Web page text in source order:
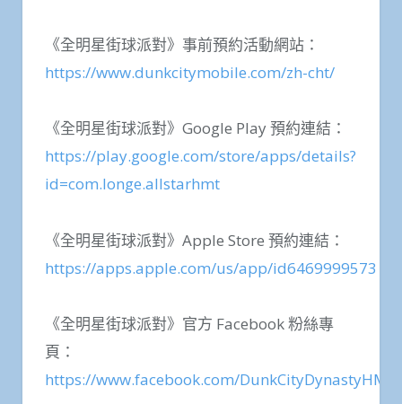
《全明星街球派對》事前預約活動網站：
https://www.dunkcitymobile.com/zh-cht/
《全明星街球派對》Google Play 預約連結：
https://play.google.com/store/apps/details?
id=com.longe.allstarhmt
《全明星街球派對》Apple Store 預約連結：
https://apps.apple.com/us/app/id6469999573
《全明星街球派對》官方 Facebook 粉絲專
頁：
https://www.facebook.com/DunkCityDynastyHMT/